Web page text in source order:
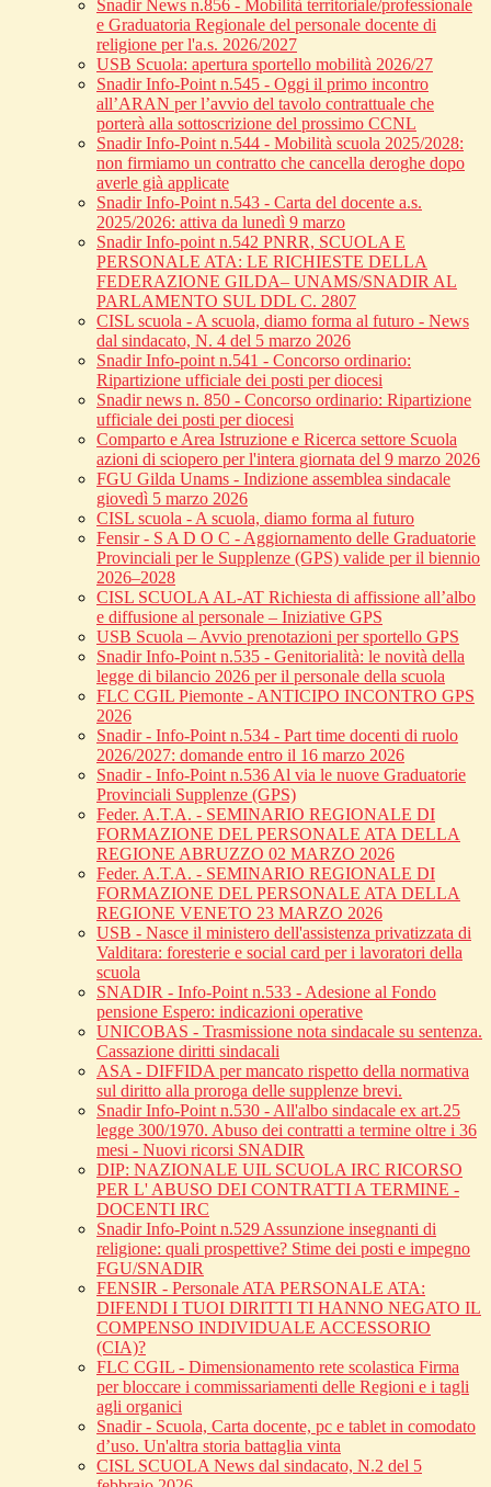
Snadir News n.856 - Mobilità territoriale/professionale
e Graduatoria Regionale del personale docente di
religione per l'a.s. 2026/2027
USB Scuola: apertura sportello mobilità 2026/27
Snadir Info-Point n.545 - Oggi il primo incontro
all’ARAN per l’avvio del tavolo contrattuale che
porterà alla sottoscrizione del prossimo CCNL
Snadir Info-Point n.544 - Mobilità scuola 2025/2028:
non firmiamo un contratto che cancella deroghe dopo
averle già applicate
Snadir Info-Point n.543 - Carta del docente a.s.
2025/2026: attiva da lunedì 9 marzo
Snadir Info-point n.542 PNRR, SCUOLA E
PERSONALE ATA: LE RICHIESTE DELLA
FEDERAZIONE GILDA– UNAMS/SNADIR AL
PARLAMENTO SUL DDL C. 2807
CISL scuola - A scuola, diamo forma al futuro - News
dal sindacato, N. 4 del 5 marzo 2026
Snadir Info-point n.541 - Concorso ordinario:
Ripartizione ufficiale dei posti per diocesi
Snadir news n. 850 - Concorso ordinario: Ripartizione
ufficiale dei posti per diocesi
Comparto e Area Istruzione e Ricerca settore Scuola
azioni di sciopero per l'intera giornata del 9 marzo 2026
FGU Gilda Unams - Indizione assemblea sindacale
giovedì 5 marzo 2026
CISL scuola - A scuola, diamo forma al futuro
Fensir - S A D O C - Aggiornamento delle Graduatorie
Provinciali per le Supplenze (GPS) valide per il biennio
2026–2028
CISL SCUOLA AL-AT Richiesta di affissione all’albo
e diffusione al personale – Iniziative GPS
USB Scuola – Avvio prenotazioni per sportello GPS
Snadir Info-Point n.535 - Genitorialità: le novità della
legge di bilancio 2026 per il personale della scuola
FLC CGIL Piemonte - ANTICIPO INCONTRO GPS
2026
Snadir - Info-Point n.534 - Part time docenti di ruolo
2026/2027: domande entro il 16 marzo 2026
Snadir - Info-Point n.536 Al via le nuove Graduatorie
Provinciali Supplenze (GPS)
Feder. A.T.A. - SEMINARIO REGIONALE DI
FORMAZIONE DEL PERSONALE ATA DELLA
REGIONE ABRUZZO 02 MARZO 2026
Feder. A.T.A. - SEMINARIO REGIONALE DI
FORMAZIONE DEL PERSONALE ATA DELLA
REGIONE VENETO 23 MARZO 2026
USB - Nasce il ministero dell'assistenza privatizzata di
Valditara: foresterie e social card per i lavoratori della
scuola
SNADIR - Info-Point n.533 - Adesione al Fondo
pensione Espero: indicazioni operative
UNICOBAS - Trasmissione nota sindacale su sentenza.
Cassazione diritti sindacali
ASA - DIFFIDA per mancato rispetto della normativa
sul diritto alla proroga delle supplenze brevi.
Snadir Info-Point n.530 - All'albo sindacale ex art.25
legge 300/1970. Abuso dei contratti a termine oltre i 36
mesi - Nuovi ricorsi SNADIR
DIP: NAZIONALE UIL SCUOLA IRC RICORSO
PER L' ABUSO DEI CONTRATTI A TERMINE -
DOCENTI IRC
Snadir Info-Point n.529 Assunzione insegnanti di
religione: quali prospettive? Stime dei posti e impegno
FGU/SNADIR
FENSIR - Personale ATA PERSONALE ATA:
DIFENDI I TUOI DIRITTI TI HANNO NEGATO IL
COMPENSO INDIVIDUALE ACCESSORIO
(CIA)?
FLC CGIL - Dimensionamento rete scolastica Firma
per bloccare i commissariamenti delle Regioni e i tagli
agli organici
Snadir - Scuola, Carta docente, pc e tablet in comodato
d’uso. Un'altra storia battaglia vinta
CISL SCUOLA News dal sindacato, N.2 del 5